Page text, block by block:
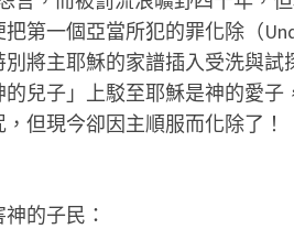
第一個亞當所犯的罪化除（
將主耶穌的家譜插入受洗與試
兒子」上駁至耶穌是神的愛子
但現今卻因主順服而化除了！
的子民：